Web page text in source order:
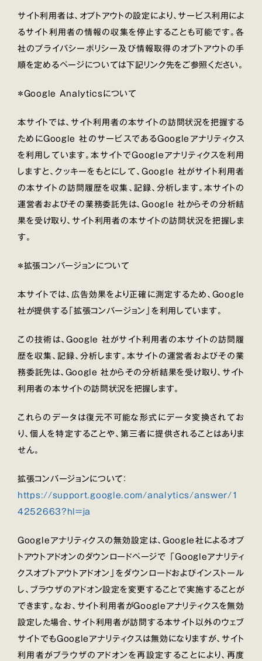
サイト利用者は、オプトアウトの設定により、サービス利用によ
るサイト利用者の情報の収集を停止することも可能です。各
社のプライバシーポリシー及び情報取得のオプトアウトの手
順を定めるページについては下記リンク先をご参照ください。
＊Google Analyticsについて
本サイトでは、サイト利用者の本サイトの訪問状況を把握する
ためにGoogle 社のサービスであるGoogleアナリティクス
を利用しています。本サイトでGoogleアナリティクスを利用
しますと、クッキーをもとにして、Google 社がサイト利用者
の本サイトの訪問履歴を収集、記録、分析します。本サイトの
運営者およびその業務委託先は、Google 社からその分析結
果を受け取り、サイト利用者の本サイトの訪問状況を把握しま
す。
＊拡張コンバージョンについて
本サイトでは、広告効果をより正確に測定するため、Google
社が提供する「拡張コンバージョン」を利用しています。
この技術は、Google 社がサイト利用者の本サイトの訪問履
歴を収集、記録、分析します。本サイトの運営者およびその業
務委託先は、Google 社からその分析結果を受け取り、サイト
利用者の本サイトの訪問状況を把握します。
これらのデータは復元不可能な形式にデータ変換されてお
り、個人を特定することや、第三者に提供されることはありま
せん。
拡張コンバージョンについて：
https://support.google.com/analytics/answer/1
4252663?hl=ja
Googleアナリティクスの無効設定は、Google社によるオプ
トアウトアドオンのダウンロードページで 「Googleアナリティ
クスオプトアウトアドオン」をダウンロードおよびインストール
し、ブラウザのアドオン設定を変更することで実施することが
できます。なお、サイト利用者がGoogleアナリティクスを無効
設定した場合、サイト利用者が訪問する本サイト以外のウェブ
サイトでもGoogleアナリティクスは無効になりますが、サイト
利用者がブラウザのアドオンを再設定することにより、再度